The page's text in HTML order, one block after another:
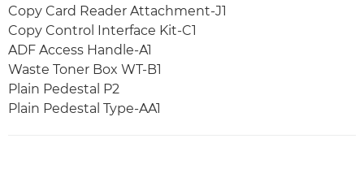
Copy Card Reader Attachment-J1
Copy Control Interface Kit-C1
ADF Access Handle-A1
Waste Toner Box WT-B1
Plain Pedestal P2
Plain Pedestal Type-AA1